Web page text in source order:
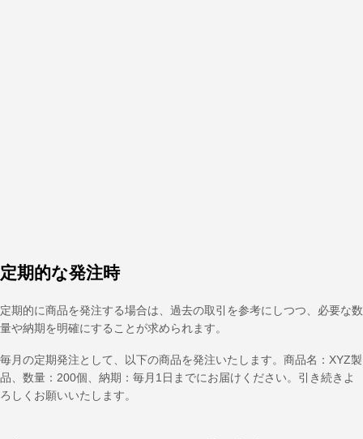
定期的な発注時
定期的に商品を発注する場合は、過去の取引を参考にしつつ、必要な数
量や納期を明確にすることが求められます。
毎月の定期発注として、以下の商品を発注いたします。商品名：XYZ製
品、数量：200個、納期：毎月1日までにお届けください。引き続きよ
ろしくお願いいたします。